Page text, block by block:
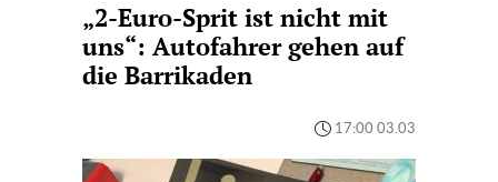
„2-Euro-Sprit ist nicht mit
uns“: Autofahrer gehen auf
die Barrikaden
17:00 03.03